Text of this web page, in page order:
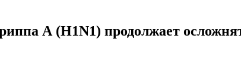
А (H1N1) продолжает